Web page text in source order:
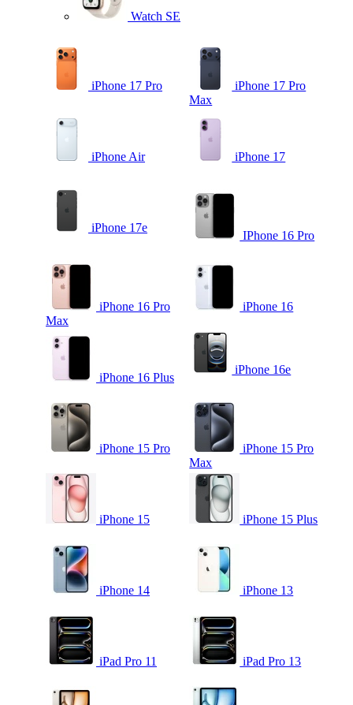
Watch SE
iPhone 17 Pro
iPhone 17 Pro
Max
iPhone Air iPhone 17
iPhone 17e
IPhone 16 Pro
iPhone 16 Pro
Max
iPhone 16
iPhone 16 Plus
iPhone 16e
iPhone 15 Pro
iPhone 15 Pro
Max
iPhone 15 iPhone 15 Plus
iPhone 14 iPhone 13
iPad Pro 11 iPad Pro 13